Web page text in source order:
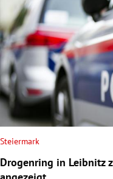
Untermenü
Untermenü
Steiermark
Drogenring in Leibnitz